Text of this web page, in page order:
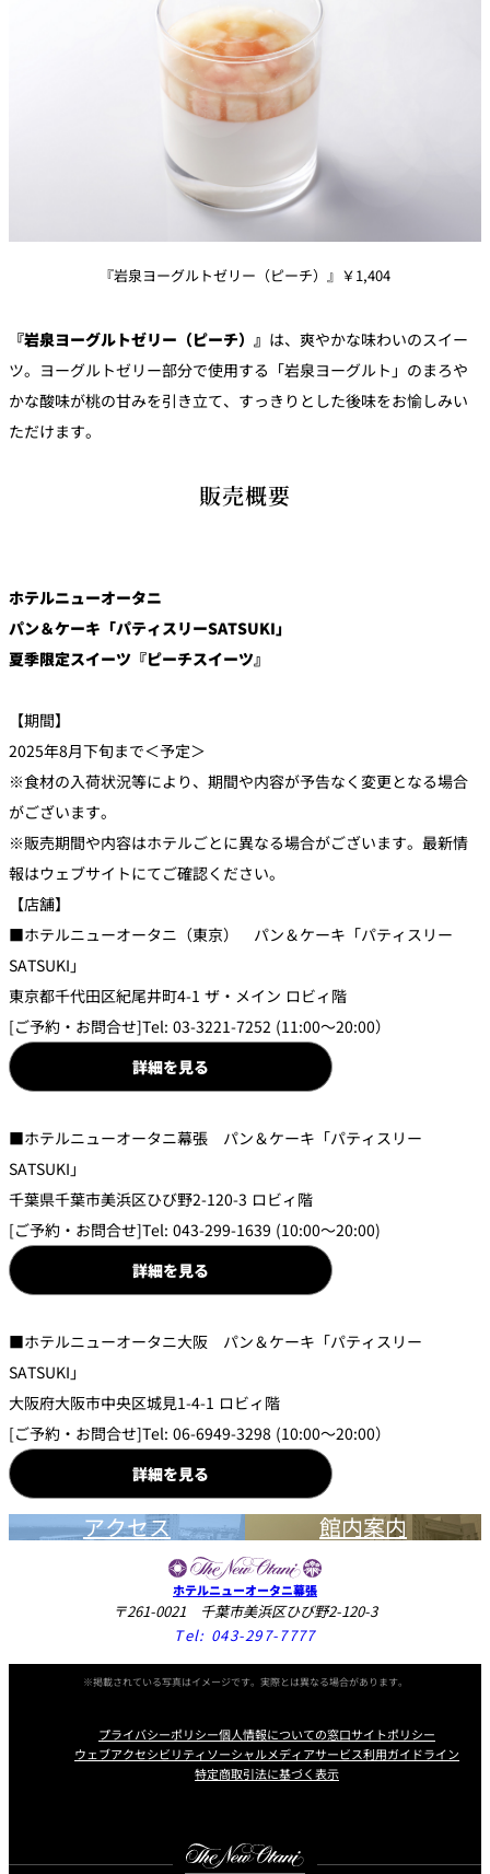
『岩泉ヨーグルトゼリー（ピーチ）』￥1,404
『岩泉ヨーグルトゼリー（ピーチ）』 は、爽やかな味わいのスイー
ツ。ヨーグルトゼリー部分で使用する「岩泉ヨーグルト」のまろや
かな酸味が桃の甘みを引き立て、すっきりとした後味をお愉しみい
ただけます。
販売概要
ホテルニューオータニ
パン＆ケーキ「パティスリーSATSUKI」
夏季限定スイーツ『ピーチスイーツ』
【期間】
2025年8月下旬まで＜予定＞
※食材の入荷状況等により、期間や内容が予告なく変更となる場合
がございます。
※販売期間や内容はホテルごとに異なる場合がございます。最新情
報はウェブサイトにてご確認ください。
【店舗】
■ホテルニューオータニ（東京） パン＆ケーキ「パティスリー
SATSUKI」
東京都千代田区紀尾井町4-1 ザ・メイン ロビィ階
[ご予約・お問合せ]Tel: 03-3221-7252 (11:00～20:00）
詳細を見る
■ホテルニューオータニ幕張 パン＆ケーキ「パティスリー
SATSUKI」
千葉県千葉市美浜区ひび野2-120-3 ロビィ階
[ご予約・お問合せ]Tel: 043-299-1639 (10:00～20:00)
詳細を見る
■ホテルニューオータニ大阪 パン＆ケーキ「パティスリー
SATSUKI」
大阪府大阪市中央区城見1-4-1 ロビィ階
[ご予約・お問合せ]Tel: 06-6949-3298 (10:00～20:00）
詳細を見る
アクセス 館内案内
ホテルニューオータニ幕張
〒261-0021 千葉市美浜区ひび野2-120-3
Tel: 043-297-7777
※掲載されている写真はイメージです。実際とは異なる場合があります。
プライバシーポリシー個人情報についての窓口サイトポリシー
ウェブアクセシビリティソーシャルメディアサービス利用ガイドライン
特定商取引法に基づく表示